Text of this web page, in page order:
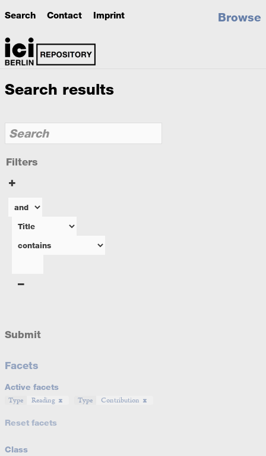
Search Contact Imprint Browse
Search results
Filters
Submit
Facets
Active facets
Type Reading Type Contribution
Reset facets
Class